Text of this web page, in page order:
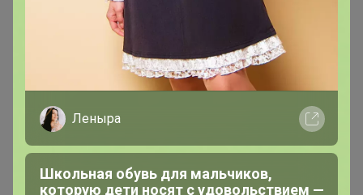
Леныра
Школьная обувь для мальчиков,
которую дети носят с удовольствием —